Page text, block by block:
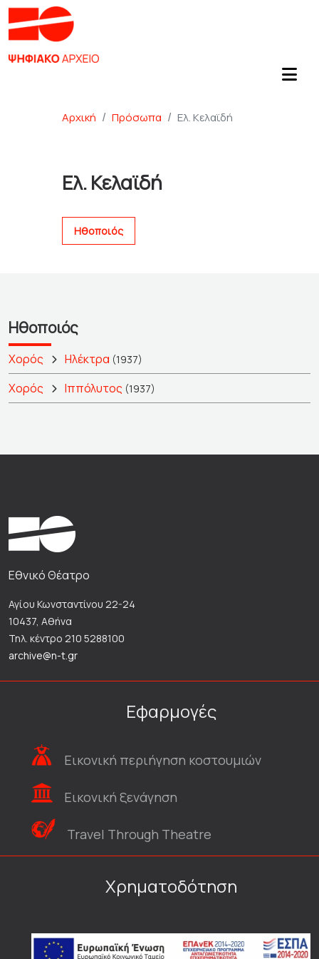
Αρχική Πρόσωπα Ελ. Κελαϊδή
Ελ. Κελαϊδή
Ηθοποιός
Ηθοποιός
Χορός Ηλέκτρα (1937)
Χορός Ιππόλυτος (1937)
Εθνικό Θέατρο
Αγίου Κωνσταντίνου 22-24
10437, Αθήνα
Τηλ. κέντρο 210 5288100
archive@n-t.gr
Εφαρμογές
Εικονική περιήγηση κοστουμιών
Εικονική ξενάγηση
Travel Through Theatre
Χρηματοδότηση